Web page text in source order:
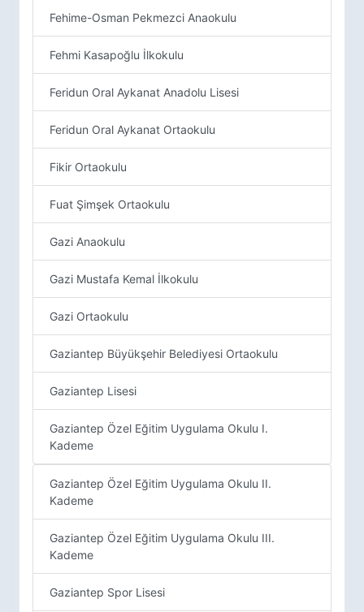
Fehime-Osman Pekmezci Anaokulu
Fehmi Kasapoğlu İlkokulu
Feridun Oral Aykanat Anadolu Lisesi
Feridun Oral Aykanat Ortaokulu
Fikir Ortaokulu
Fuat Şimşek Ortaokulu
Gazi Anaokulu
Gazi Mustafa Kemal İlkokulu
Gazi Ortaokulu
Gaziantep Büyükşehir Belediyesi Ortaokulu
Gaziantep Lisesi
Gaziantep Özel Eğitim Uygulama Okulu I.
Kademe
Gaziantep Özel Eğitim Uygulama Okulu II.
Kademe
Gaziantep Özel Eğitim Uygulama Okulu III.
Kademe
Gaziantep Spor Lisesi